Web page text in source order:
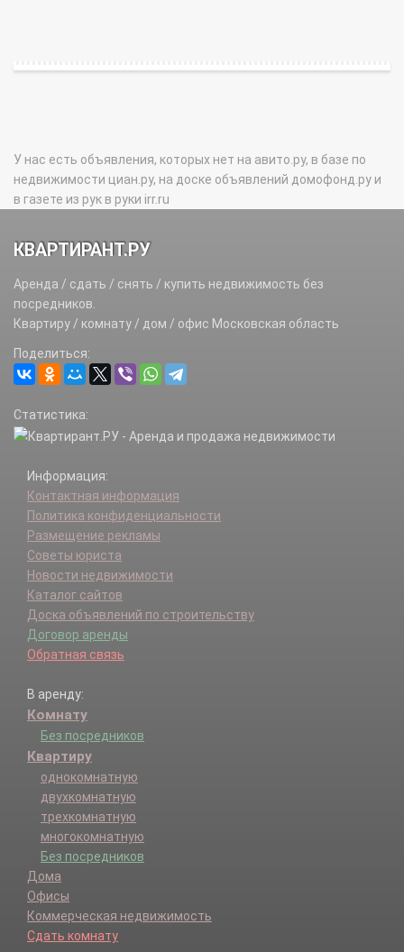
У нас есть объявления, которых нет на авито.ру, в базе по
недвижимости циан.ру, на доске объявлений домофонд.ру и
в газете из рук в руки irr.ru
КВАРТИРАНТ.РУ
Аренда / сдать / снять / купить недвижимость без
посредников.
Квартиру / комнату / дом / офис Московская область
Поделиться:
Статистика:
Информация:
Контактная информация
Политика конфиденциальности
Размещение рекламы
Советы юриста
Новости недвижимости
Каталог сайтов
Доска объявлений по строительству
Договор аренды
Обратная связь
В аренду:
Комнату
Без посредников
Квартиру
однокомнатную
двухкомнатную
трехкомнатную
многокомнатную
Без посредников
Дома
Офисы
Коммерческая недвижимость
Сдать комнату